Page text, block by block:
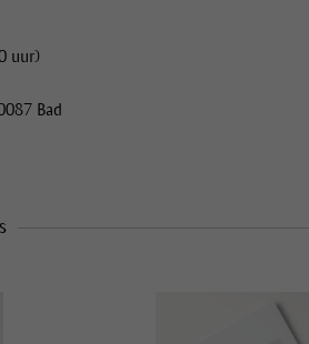
uur)
Bad